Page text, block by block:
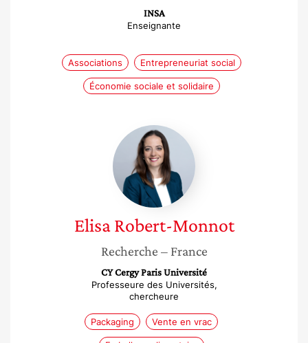
INSA
Enseignante
Associations Entrepreneuriat social
Économie sociale et solidaire
Elisa
Robert-
Monnot
Elisa Robert-Monnot
Recherche – France
CY Cergy Paris Université
Professeure des Universités,
chercheure
Packaging Vente en vrac